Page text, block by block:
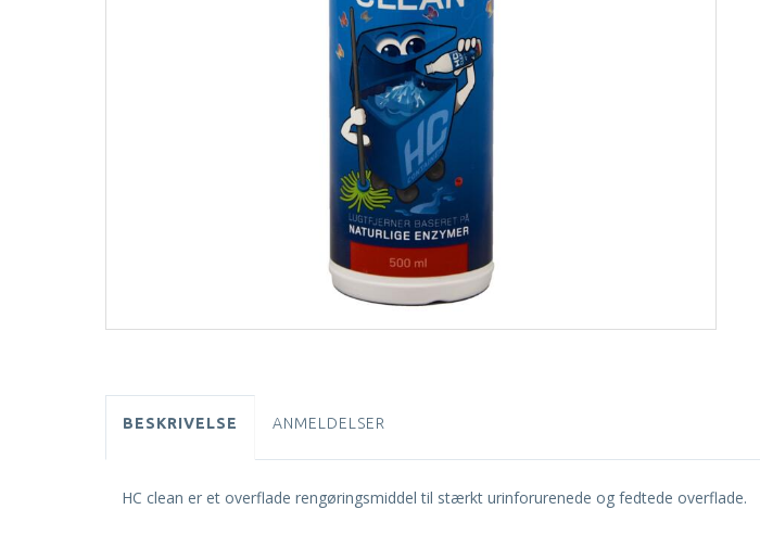
BESKRIVELSE ANMELDELSER
HC clean er et overflade rengøringsmiddel til stærkt urinforurenede og fedtede overflade.